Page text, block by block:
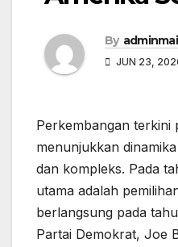
By adminmai
JUN 23,
Perkembangan terkini
menunjukkan
dan kompleks. Pada
utama adalah
berlangsung pada
Partai Demokrat, Joe